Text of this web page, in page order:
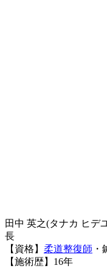
田中 英之(タナカ ヒデ
長
【資格】 柔道整復師 ・
【施術歴】16年